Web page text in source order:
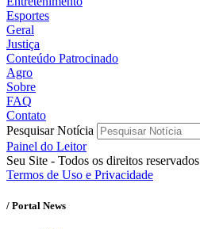
Esportes
Geral
Justiça
Conteúdo Patrocinado
Agro
Sobre
FAQ
Contato
Pesquisar Notícia
Painel do Leitor
Seu Site - Todos os direitos reservados
Termos de Uso e Privacidade
/ Portal News